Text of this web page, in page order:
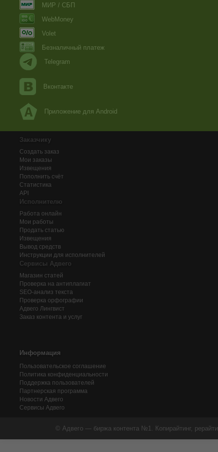
МИР / СБП
WebMoney
Volet
Безналичный платеж
Telegram
Вконтакте
Приложение для Android
Заказчику
Создать заказ
Мои заказы
Извещения
Пополнить счёт
Статистика
API
Исполнителю
Работа онлайн
Мои работы
Продать статью
Извещения
Вывод средств
Инструкции для исполнителей
Сервисы Адвего
Магазин статей
Проверка на антиплагиат
SEO-анализ текста
Проверка орфографии
Адвего Лингвист
Заказ контента и услуг
Информация
Пользовательское соглашение
Политика конфиденциальности
Поддержка пользователей
Партнерская программа
Новости Адвего
Сервисы Адвего
© Адвего — биржа контента №1. Копирайтинг,